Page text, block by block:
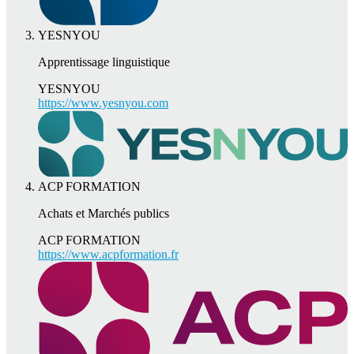
YESNYOU
Apprentissage linguistique
YESNYOU
https://www.yesnyou.com
ACP FORMATION
Achats et Marchés publics
ACP FORMATION
https://www.acpformation.fr